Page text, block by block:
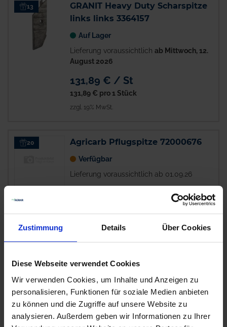
Zustimmung Details Über Cookies
Diese Webseite verwendet Cookies
Wir verwenden Cookies, um Inhalte und Anzeigen zu
personalisieren, Funktionen für soziale Medien anbieten
zu können und die Zugriffe auf unsere Website zu
analysieren. Außerdem geben wir Informationen zu Ihrer
13
GRANIT Heavy Duty Scharspitze
links links 3364157
Auf Lager
Lieferung voraussichtlich ab Mittwoch, 12.
August 2026
131,89 € / St
131,89 € pro 1 Stück
zzgl. 19% MwSt.
20 Agricarb Pflugspitze 72000676
Verfügbar
Lieferung voraussichtlich ab 01.09.26
Wechselspitzenschar 16" links
173613
Auf Lager
Lieferung voraussichtlich
ab Mittwoch, 12.
August 2026